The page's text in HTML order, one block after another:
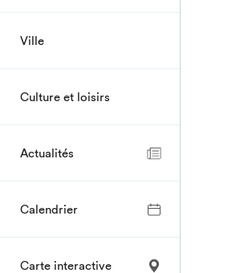
Ville
Culture et loisirs
Actualités
Calendrier
Carte interactive